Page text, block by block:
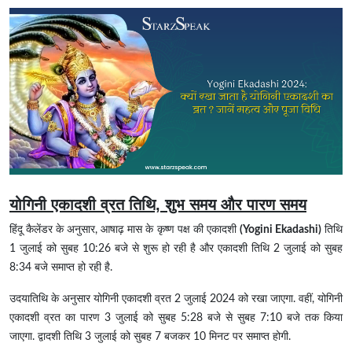
योगिनी एकादशी व्रत तिथि, शुभ समय और पारण समय
हिंदू कैलेंडर के अनुसार, आषाढ़ मास के कृष्ण पक्ष की एकादशी (Yogini Ekadashi)तिथि
1 जुलाई को सुबह 10:26 बजे से शुरू हो रही है और एकादशी तिथि 2 जुलाई को सुबह
8:34 बजे समाप्त हो रही है.
उदयातिथि के अनुसार योगिनी एकादशी व्रत 2 जुलाई 2024 को रखा जाएगा. वहीं, योगिनी
एकादशी व्रत का पारण 3 जुलाई को सुबह 5:28 बजे से सुबह 7:10 बजे तक किया
जाएगा. द्वादशी तिथि 3 जुलाई को सुबह 7 बजकर 10 मिनट पर समाप्त होगी.